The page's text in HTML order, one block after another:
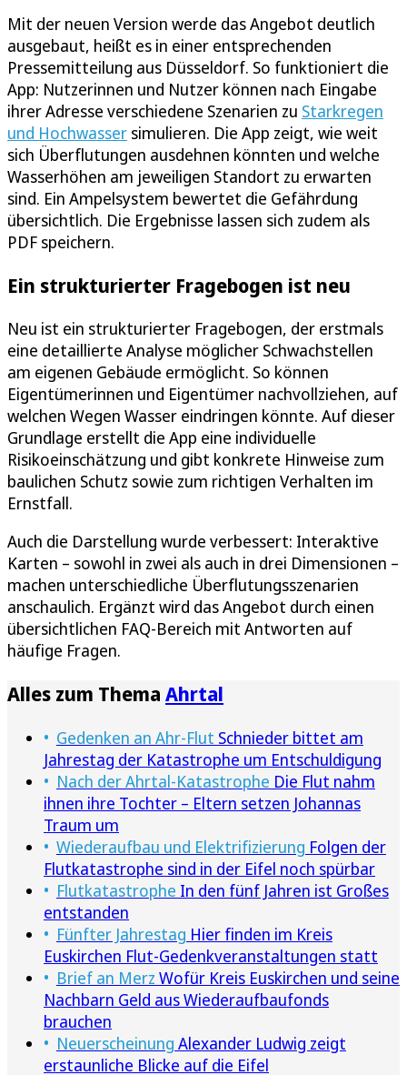
Mit der neuen Version werde das Angebot deutlich
ausgebaut, heißt es in einer entsprechenden
Pressemitteilung aus Düsseldorf. So funktioniert die
App: Nutzerinnen und Nutzer können nach Eingabe
ihrer Adresse verschiedene Szenarien zu Starkregen
und Hochwasser simulieren. Die App zeigt, wie weit
sich Überflutungen ausdehnen könnten und welche
Wasserhöhen am jeweiligen Standort zu erwarten
sind. Ein Ampelsystem bewertet die Gefährdung
übersichtlich. Die Ergebnisse lassen sich zudem als
PDF speichern.
Ein strukturierter Fragebogen ist neu
Neu ist ein strukturierter Fragebogen, der erstmals
eine detaillierte Analyse möglicher Schwachstellen
am eigenen Gebäude ermöglicht. So können
Eigentümerinnen und Eigentümer nachvollziehen, auf
welchen Wegen Wasser eindringen könnte. Auf dieser
Grundlage erstellt die App eine individuelle
Risikoeinschätzung und gibt konkrete Hinweise zum
baulichen Schutz sowie zum richtigen Verhalten im
Ernstfall.
Auch die Darstellung wurde verbessert: Interaktive
Karten – sowohl in zwei als auch in drei Dimensionen –
machen unterschiedliche Überflutungsszenarien
anschaulich. Ergänzt wird das Angebot durch einen
übersichtlichen FAQ-Bereich mit Antworten auf
häufige Fragen.
Alles zum Thema Ahrtal
Gedenken an Ahr-Flut Schnieder bittet am
Jahrestag der Katastrophe um Entschuldigung
Nach der Ahrtal-Katastrophe Die Flut nahm
ihnen ihre Tochter – Eltern setzen Johannas
Traum um
Wiederaufbau und Elektrifizierung Folgen der
Flutkatastrophe sind in der Eifel noch spürbar
Flutkatastrophe In den fünf Jahren ist Großes
entstanden
Fünfter Jahrestag Hier finden im Kreis
Euskirchen Flut-Gedenkveranstaltungen statt
Brief an Merz Wofür Kreis Euskirchen und seine
Nachbarn Geld aus Wiederaufbaufonds
brauchen
Neuerscheinung Alexander Ludwig zeigt
erstaunliche Blicke auf die Eifel